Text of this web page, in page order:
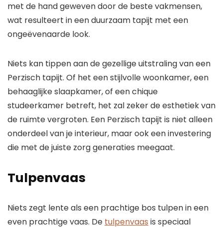
met de hand geweven door de beste vakmensen,
wat resulteert in een duurzaam tapijt met een
ongeëvenaarde look.
Niets kan tippen aan de gezellige uitstraling van een
Perzisch tapijt. Of het een stijlvolle woonkamer, een
behaaglijke slaapkamer, of een chique
studeerkamer betreft, het zal zeker de esthetiek van
de ruimte vergroten. Een Perzisch tapijt is niet alleen
onderdeel van je interieur, maar ook een investering
die met de juiste zorg generaties meegaat.
Tulpenvaas
Niets zegt lente als een prachtige bos tulpen in een
even prachtige vaas. De tulpenvaas is speciaal